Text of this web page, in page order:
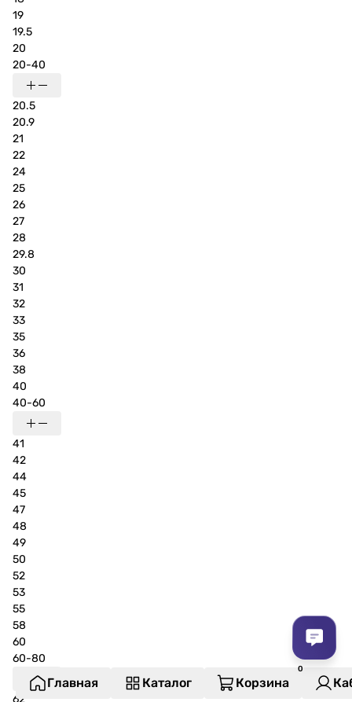
19
19.5
20
20-40
20.5
20.9
21
22
24
25
26
27
28
29.8
30
31
32
33
35
36
38
40
40-60
41
42
44
45
47
48
49
50
52
53
55
58
60
60-80
62
Главная Каталог Корзина